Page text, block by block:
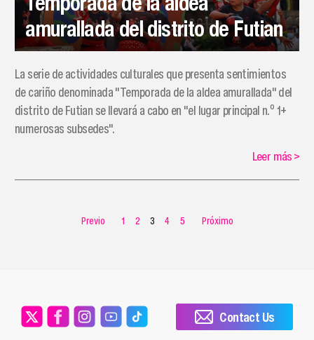
amurallada del distrito de Futian
La serie de actividades culturales que presenta sentimientos
de cariño denominada "Temporada de la aldea amurallada" del
distrito de Futian se llevará a cabo en "el lugar principal n.º 1+
numerosas subsedes".
Leer más>
Previo 1 2 3 4 5 Próximo
Contact Us